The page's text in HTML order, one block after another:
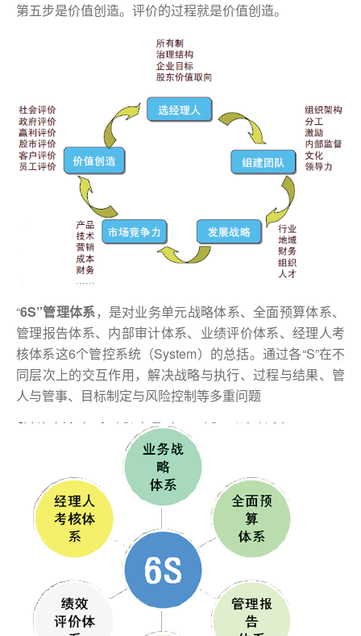
第五步是价值创造。评价的过程就是价值创造。
“6S”管理体系，是对业务单元战略体系、全面预算体系、
管理报告体系、内部审计体系、业绩评价体系、经理人考
核体系这6个管控系统（System）的总括。通过各“S”在不
同层次上的交互作用，解决战略与执行、过程与结果、管
人与管事、目标制定与风险控制等多重问题